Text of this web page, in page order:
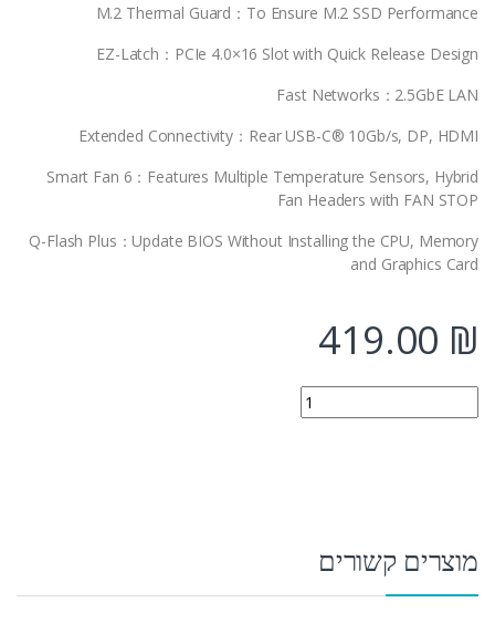
M.2 Thermal Guard：To Ensure M.2 SSD Performance
EZ-Latch：PCIe 4.0×16 Slot with Quick Release Design
Fast Networks：2.5GbE LAN
Extended Connectivity：Rear USB-C® 10Gb/s, DP, HDMI
Smart Fan 6：Features Multiple Temperature Sensors, Hybrid
Fan Headers with FAN STOP
Q-Flash Plus：Update BIOS Without Installing the CPU, Memory
and Graphics Card
419.00 ₪
Gigabyte B760M DS3H DDR4 LGA1700 MultiviewX4 Micro-Atx לוח quantity
מוצרים קשורים